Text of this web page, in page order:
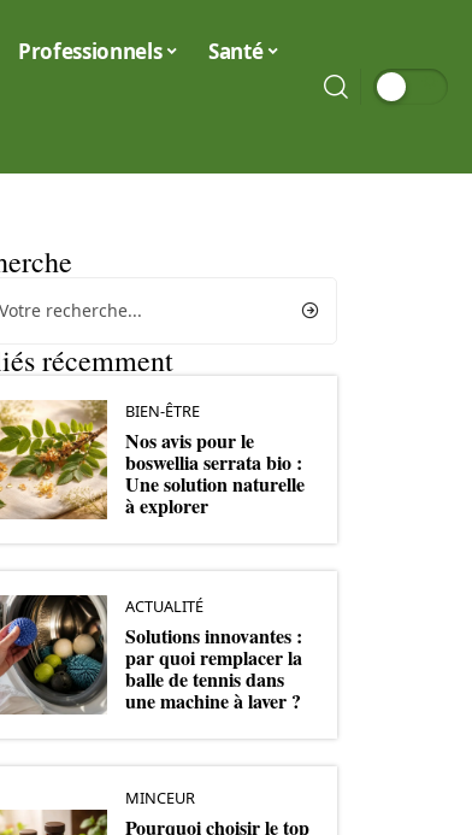
Professionnels Santé
récemment
BIEN-ÊTRE
Nos avis pour le
boswellia serrata bio :
Une solution naturelle
à explorer
ACTUALITÉ
Solutions innovantes :
par quoi remplacer la
balle de tennis dans
une machine à laver ?
MINCEUR
Pourquoi choisir le top